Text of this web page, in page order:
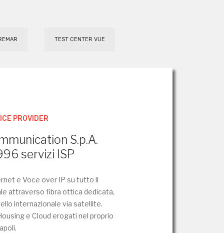
TEST CENTER VUE
PROVIDER
S.p.A.
servizi ISP
e Voce over IP su tutto il
attraverso fibra ottica dedicata,
internazionale via satellite.
e Cloud erogati nel proprio